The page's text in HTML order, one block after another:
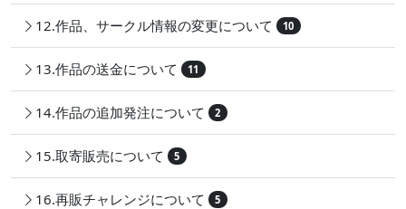
12.作品、サークル情報の変更について 10
13.作品の送金について 11
14.作品の追加発注について 2
15.取寄販売について 5
16.再販チャレンジについて 5